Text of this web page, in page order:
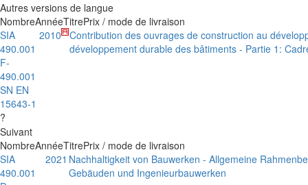
Autres versions de langue
NombreAnnéeTitrePrix / mode de livraison
SIA
490.001
F-
490.001
SN EN
15643-1
?
2010
Contribution des ouvrages de construction au
développement durable des bâtiments - Partie 1:
Suivant
NombreAnnéeTitrePrix / mode de livraison
SIA
490.001
2021 Nachhaltigkeit von Bauwerken - Allgemeine
Gebäuden und Ingenieurbauwerken